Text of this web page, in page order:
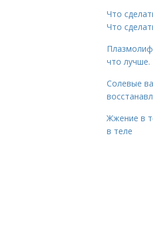
Что
Что
что
Солевые
Жжение в
в теле